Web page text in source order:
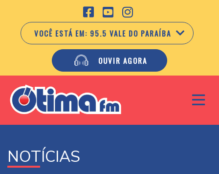
VOCÊ ESTÁ EM: 95.5 VALE DO PARAÍBA
OUVIR AGORA
NOTÍCIAS